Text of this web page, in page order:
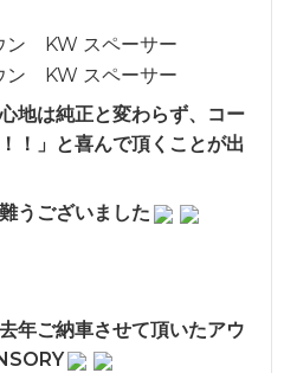
地は純正と変わらず、コー
！」と喜んで頂くことが出
うございました
年ご納車させて頂いたアウ